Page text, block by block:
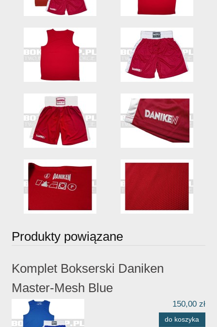
Produkty powiązane
Komplet Bokserski Daniken
Master-Mesh Blue
150,00 zł
do koszyka